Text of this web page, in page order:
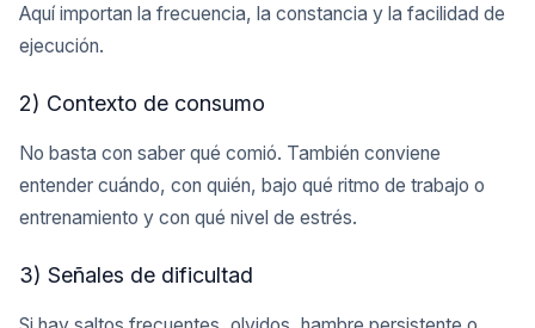
Aquí importan la frecuencia, la constancia y la facilidad de
ejecución.
2) Contexto de consumo
No basta con saber qué comió. También conviene
entender cuándo, con quién, bajo qué ritmo de trabajo o
entrenamiento y con qué nivel de estrés.
3) Señales de dificultad